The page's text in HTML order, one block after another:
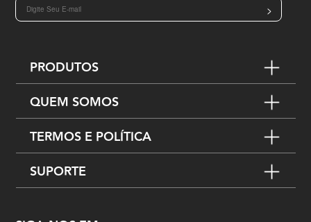
>
PRODUTOS
QUEM SOMOS
TERMOS E POLÍTICA
SUPORTE